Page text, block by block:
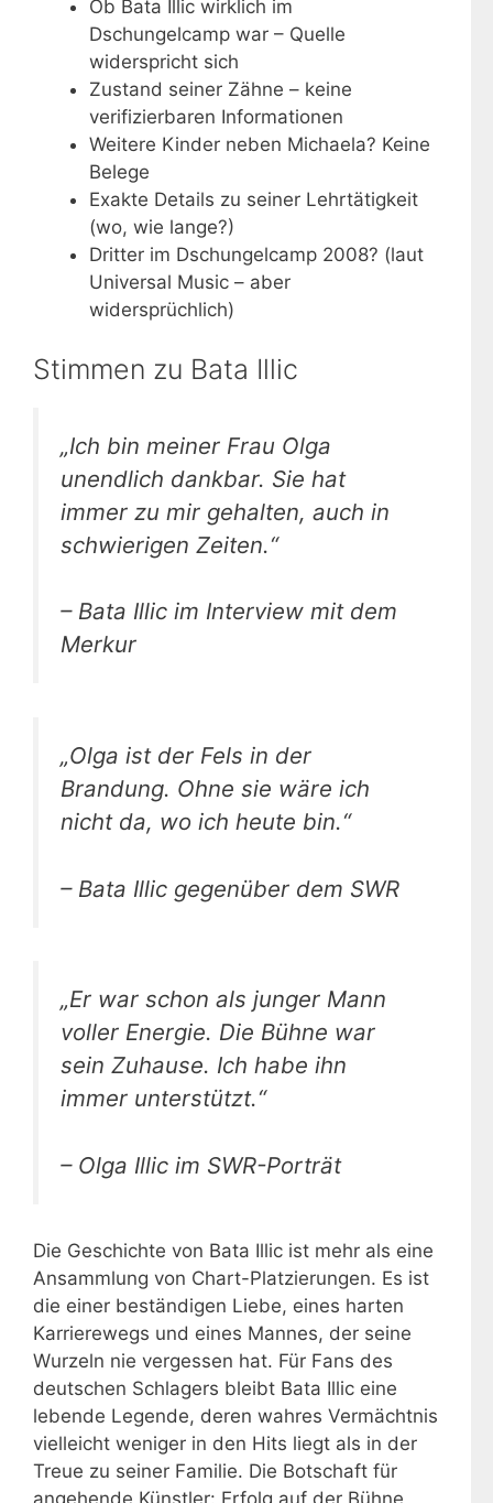
Ob Bata Illic wirklich im
Dschungelcamp war – Quelle
widerspricht sich
Zustand seiner Zähne – keine
verifizierbaren Informationen
Weitere Kinder neben Michaela? Keine
Belege
Exakte Details zu seiner Lehrtätigkeit
(wo, wie lange?)
Dritter im Dschungelcamp 2008? (laut
Universal Music – aber
widersprüchlich)
Stimmen zu Bata Illic
„Ich bin meiner Frau Olga
unendlich dankbar. Sie hat
immer zu mir gehalten, auch in
schwierigen Zeiten.“
– Bata Illic im Interview mit dem
Merkur
„Olga ist der Fels in der
Brandung. Ohne sie wäre ich
nicht da, wo ich heute bin.“
– Bata Illic gegenüber dem SWR
„Er war schon als junger Mann
voller Energie. Die Bühne war
sein Zuhause. Ich habe ihn
immer unterstützt.“
– Olga Illic im SWR-Porträt
Die Geschichte von Bata Illic ist mehr als eine
Ansammlung von Chart-Platzierungen. Es ist
die einer beständigen Liebe, eines harten
Karrierewegs und eines Mannes, der seine
Wurzeln nie vergessen hat. Für Fans des
deutschen Schlagers bleibt Bata Illic eine
lebende Legende, deren wahres Vermächtnis
vielleicht weniger in den Hits liegt als in der
Treue zu seiner Familie. Die Botschaft für